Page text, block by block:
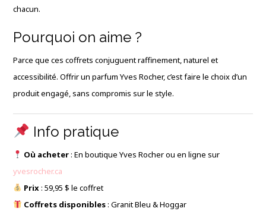
chacun.
Pourquoi on aime ?
Parce que ces coffrets conjuguent raffinement, naturel et
accessibilité. Offrir un parfum Yves Rocher, c’est faire le choix d’un
produit engagé, sans compromis sur le style.
Info pratique
Où acheter: En boutique Yves Rocher ou en ligne sur
yvesrocher.ca
Prix: 59,95 $ le coffret
Coffrets disponibles: Granit Bleu & Hoggar